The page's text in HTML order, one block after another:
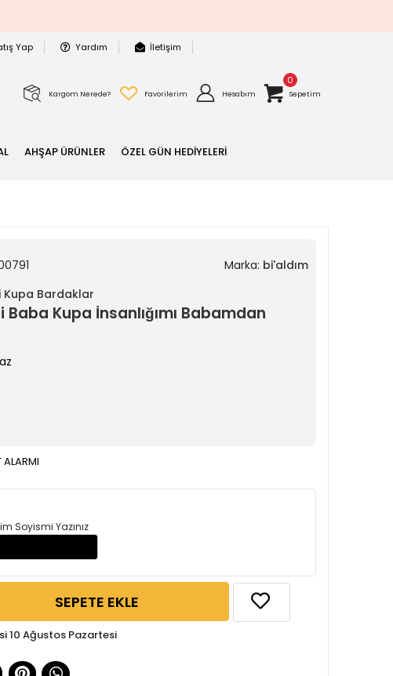
Yap Yardım İletişim
Kargom Nerede? Favorilerim Hesabım
0
Sepetim
AHŞAP ÜRÜNLER ÖZEL GÜN HEDİYELERİ
Marka: bi'aldım
Kupa Bardaklar
Baba Kupa İnsanlığımı Babamdan
ALARMI
Soyismi Yazınız
SEPETE EKLE
10 Ağustos Pazartesi